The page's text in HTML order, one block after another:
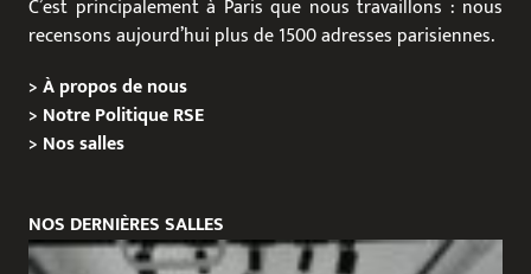
C’est principalement à Paris que nous travaillons : nous
recensons aujourd’hui plus de 1500 adresses parisiennes.
>À propos de nous
> Notre Politique RSE
> Nos salles
NOS DERNIÈRES SALLES